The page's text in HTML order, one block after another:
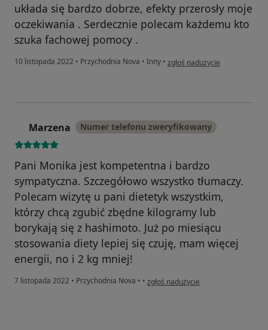
układa się bardzo dobrze, efekty przerosły moje
oczekiwania . Serdecznie polecam każdemu kto
szuka fachowej pomocy .
10 listopada 2022 • Przychodnia Nova • Inny • w opinii użytkownika Paweł
zgłoś nadużycie
Marzena Numer telefonu zweryfikowany
Pani Monika jest kompetentna i bardzo
sympatyczna. Szczegółowo wszystko tłumaczy.
Polecam wizytę u pani dietetyk wszystkim,
którzy chcą zgubić zbędne kilogramy lub
borykają się z hashimoto. Już po miesiącu
stosowania diety lepiej się czuję, mam więcej
energii, no i 2 kg mniej!
7 listopada 2022 • Przychodnia Nova • • w opinii użytkownika Marzena
zgłoś nadużycie